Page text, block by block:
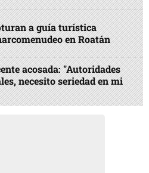
a guía turística
en Roatán
acosada: "Autoridades
necesito seriedad en mi